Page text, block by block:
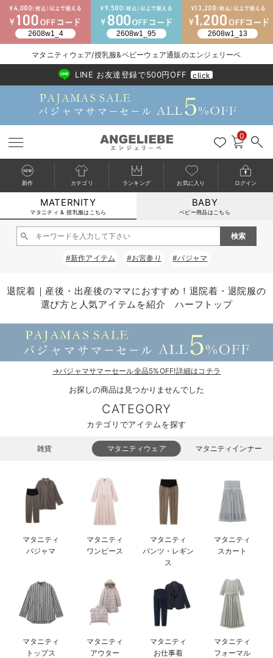
マタニティウェア全て
マタニティ ワンピース
マタニティ スカート
マタニティ トップス
マタニティ アウター（コート）・ママコート
マタニティ 下着・インナー全て
授乳ブラ・マタニティブラ（マタニティインナー・産後用品）
妊婦帯・腹帯・産前ガードル
マタニティ 授乳 キャミソール
産褥ショーツ
授乳服全て
マタニティ フォーマル全て
マタニティ スーツ
マタニティ ドレス（結婚式・お呼ばれ）
マタニティ フォーマル パンツ・ボトムス
授乳用品全て
妊婦用 抱き枕・授乳クッション
マタニティレッグウェア全て
マタニティストッキング・タイツ
マタニティ ボディケア全て
アウトレット全て
【アウトレット】ワンピース
【アウトレット】ボトムス
【アウトレット】パジャマ
【アウトレット】インナー
特集全て
見えてもカワイイ
コットン素材
冷房対策
快適機能ウェア特集 トップス
快適機能ウェア特集 ボトムス
erbaviva（エルバビーバ）
安心の日本製。先輩ママが買ってよかった！本当に必要な出産準備品
ハレの日に着るANGELIEBEのセレモニー
再入荷全て
再入荷｜インナー
戻る
送料無料アイテム全て
ワンピース
パンツ
パジャマ
戻る
ブラキャミ おまとめ
戻る
【37周年祭セール】
【37周年祭セール】
戻る
気温差別オススメア
【15℃】3月下旬～
戻る
動きやすく着回しで
戻る
強撚スムース(コスパ
戻る
マタニティウェア
【おまとめ割】パジ
戻る
こだわりの履き心地
カジュアル
レギンス
戻る
ジャケット派
きれいめスカート派
ツィード派
戻る
出産準備応援割全て
マタニティパジャマ
ベビー
戻る
【オフィスカジュア
戻る
レギンスタイプ
戻る
【フォーマル】ワン
【フォーマル】トッ
戻る
【ベビー】長袖
【ベビー】グッズ
戻る
ハンカチ
コンビ肌着
セット
戻る
快適ウェア10%OFF
戻る
春のマタニティワン
セットアップ・ レイ
Iライン ・タイトシル
ワーク・オフィス
戻る
Gift Selection 出産
〜3,000円（税込）
〜10,000円（税込）
女の子におススメの
何枚あっても嬉しい
長く使えるアイテム
戻る
冬の冷え対策インナ
薄くてあったか
腹巻・ひざ上パンツ
レギンス・タイツ
戻る
入院準備の持ち物チ
入院してすぐ使うグ
産後に使うグッズ
戻る
冬のあったか特集全て
【冬のあったか特集
【冬のあったか特集
マタニティウェア/授乳服&ベビーウェア通販のエンジェリーベ
2026/NewArrival
送料495円(一部地域を除く) 7,700円以上で送料無料
LINE お友達登録で500円OFF click
0
新作 カテゴリ ランキング お気に入り ログイン
MATERNITY
マタニティ & 授乳服はこちら
BABY
ベビー用品はこちら
#新作アイテム #お宮参り #パジャマ
退院着｜産後・出産後のママにおすすめ！退院着・退院服の
選び方と人気アイテムを紹介 ハーフトップ
→パジャマサマーセール全品5%OFF!詳細はコチラ
お探しの商品は見つかりませんでした
CATEGORY
カテゴリでアイテムを探す
雑貨 マタニティウェア マタニティインナー
マタニティ
パジャマ
マタニティ
ワンピース
マタニティ
パンツ・レギン
ス
マタニティ
スカート
マタニティ
トップス
マタニティ
アウター
マタニティ
お仕事着
マタニティ
フォーマル
カートに入れる
閉じる